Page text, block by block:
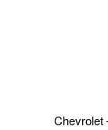
Chevrolet